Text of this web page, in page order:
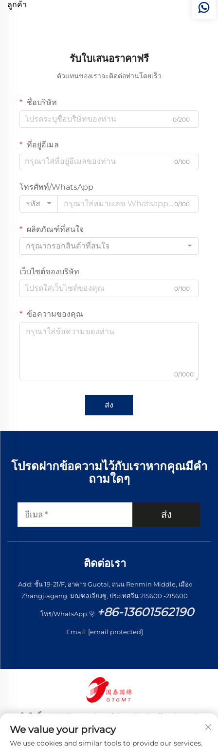
ลูกค้า
รับใบเสนอราคาฟรี
ตัวแทนของเราจะติดต่อท่านโดยเร็ว
ชื่อบริษัท
0/200
ที่อยู่อีเมล
0/100
โทรศัพท์/WhatsApp
รหัส
0/100
ผลิตภัณฑ์ที่สนใจ
กรุณากรอกสินค้าที่สนใจ
เว็บไซต์ของบริษัท
0/100
ข้อความของคุณ
0/1000
ส่ง
โปรดฝากข้อความไว้กับเราหากคุณมีคำ
ถามใดๆ
ส่ง
ติดต่อเรา
Add: ชั้น 19-21/F, อาคาร Guotai, ถนน Renmin Middle, เมือง
Zhangjiagang, มณฑลเจียงซู, ประเทศจีน 215600 -215600
โทร/WhatsApp: +86-13601562190
Email: [email protected]
ลิขสิทธิ์ © 2026 Jiangsu Guotai Guomian Trading Co., Ltd.
สงวนลิขสิทธิ์ทั้งหมด
นโยบายความเป็นส่วนตัว
We value your privacy
We use cookies and similar tools to provide our services.